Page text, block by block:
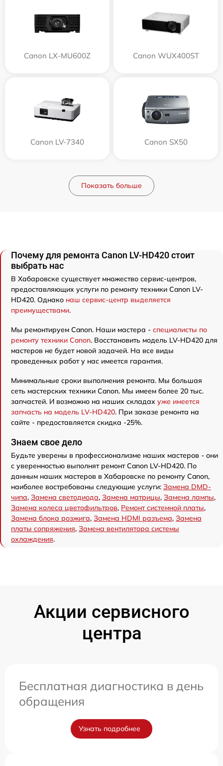
Canon LX-MU600Z Canon WUX400ST
Canon LV-7340 Canon SX50
Показать больше
Почему для ремонта Canon LV-HD420 стоит
выбрать нас
В Хабаровске существует множество сервис-центров,
предоставляющих услуги по ремонту техники Canon LV-
HD420. Однако наш сервис-центр выделяется
преимуществами.
Мы ремонтируем Canon. Наши мастера - специалисты по
ремонту техники Canon. Восстановить модель LV-HD420 для
мастеров не будет новой задачей. На все виды
проведенных работ у нас имеется гарантия.
Минимальные сроки выполнения ремонта. Мы большая
сеть мастерских техники Canon. Мы имеем более 20 тыс.
запчастей. И возможно на наших складах уже имеется
запчасть на модель LV-HD420. При заказе ремонта на
сайте - предоставляется скидка -25%.
Знаем свое дело
Будьте уверены в профессионализме наших мастеров - они
с уверенностью выполнят ремонт Canon LV-HD420. По
данным наших мастеров в Хабаровске по ремонту Canon,
наиболее востребованы следующие услуги: Замена DMD-
чипа, Замена светодиода, Замена матрицы, Замена лампы,
Замена колеса цветофильтров, Ремонт системной платы,
Замена блока розжига, Замена HDMI разъема, Замена
платы сопряжения, Замена вентилятора системы
охлаждения.
Акции сервисного
центра
Бесплатная диагностика в день
обращения
Узнать подробнее